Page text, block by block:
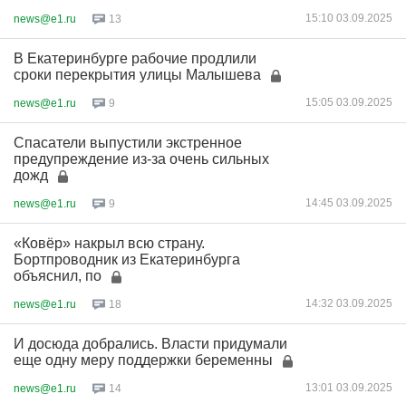
news@e1.ru 13 15:10 03.09.2025
В Екатеринбурге рабочие продлили
сроки перекрытия улицы Малышева
news@e1.ru 9 15:05 03.09.2025
Спасатели выпустили экстренное
предупреждение из-за очень сильных
дожд
news@e1.ru 9 14:45 03.09.2025
«Ковёр» накрыл всю страну.
Бортпроводник из Екатеринбурга
объяснил, по
news@e1.ru 18 14:32 03.09.2025
И досюда добрались. Власти придумали
еще одну меру поддержки беременны
news@e1.ru 14 13:01 03.09.2025